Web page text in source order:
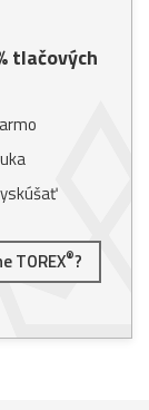
tlačových
TOREX®?